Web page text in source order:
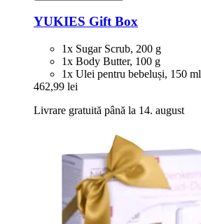
YUKIES Gift Box
1x Sugar Scrub, 200 g
1x Body Butter, 100 g
1x Ulei pentru bebeluși, 150 ml
462,99 lei
Livrare gratuită până la 14. august